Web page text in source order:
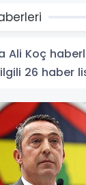
Ali Koç
26 haber